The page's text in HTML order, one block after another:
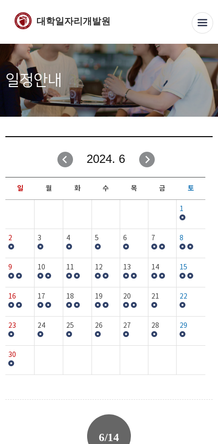
대학일자리개발원
일정안내
2024. 6
일 월 화 수 목 금 토
1
2 3 4 5 6 7 8
9 10 11 12 13 14 15
16 17 18 19 20 21 22
23 24 25 26 27 28 29
30
6/14